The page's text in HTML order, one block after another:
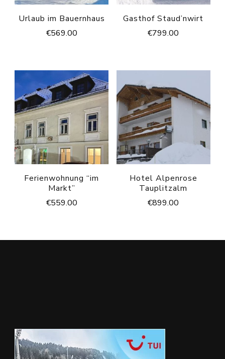
Urlaub im Bauernhaus
€569.00
Gasthof Staud’nwirt
€799.00
Ferienwohnung “im
Markt”
€559.00
Hotel Alpenrose
Tauplitzalm
€899.00